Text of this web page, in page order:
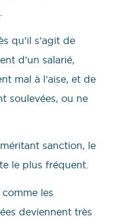
qu’il s’agit de
d’un salarié,
mal à l’aise, et de
soulevées, ou ne
sanction, le
le plus fréquent.
les
deviennent très